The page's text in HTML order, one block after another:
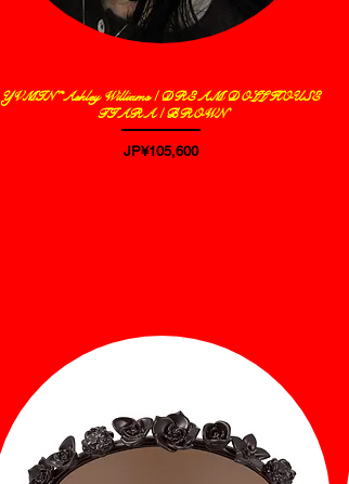
제품보기
YVMIN *Ashley Williams / DREAM DOLL HOUSE
TIARA / BROWN
가격
JP¥105,600